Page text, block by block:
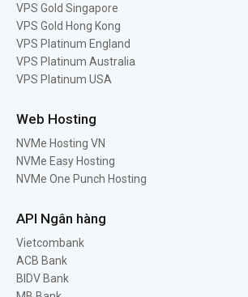
VPS Gold Singapore
VPS Gold Hong Kong
VPS Platinum England
VPS Platinum Australia
VPS Platinum USA
Web Hosting
NVMe Hosting VN
NVMe Easy Hosting
NVMe One Punch Hosting
API Ngân hàng
Vietcombank
ACB Bank
BIDV Bank